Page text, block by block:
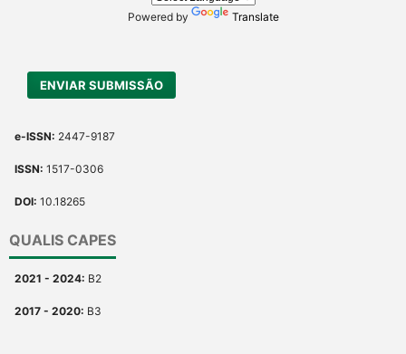
Powered by Translate
ENVIAR SUBMISSÃO
e-ISSN: 2447-9187
ISSN: 1517-0306
DOI: 10.18265
QUALIS CAPES
2021 - 2024: B2
2017 - 2020: B3